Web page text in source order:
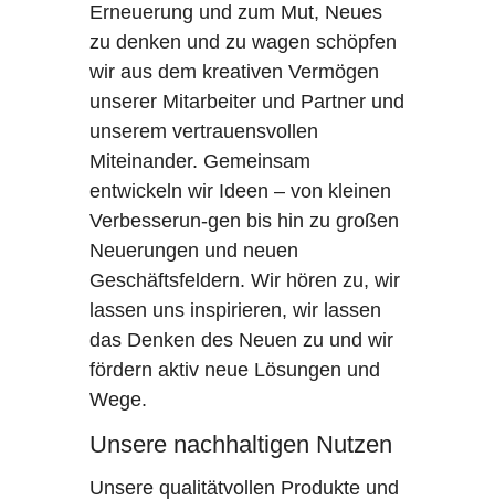
Erneuerung und zum Mut, Neues
zu denken und zu wagen schöpfen
wir aus dem kreativen Vermögen
unserer Mitarbeiter und Partner und
unserem vertrauensvollen
Miteinander. Gemeinsam
entwickeln wir Ideen – von kleinen
Verbesserun-gen bis hin zu großen
Neuerungen und neuen
Geschäftsfeldern. Wir hören zu, wir
lassen uns inspirieren, wir lassen
das Denken des Neuen zu und wir
fördern aktiv neue Lösungen und
Wege.
Unsere nachhaltigen Nutzen
Unsere qualitätvollen Produkte und